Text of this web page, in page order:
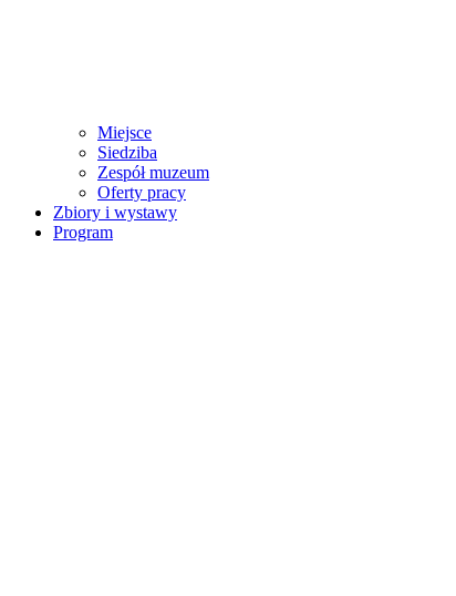
Miejsce
Siedziba
Zespół muzeum
Oferty pracy
Zbiory i wystawy
Program